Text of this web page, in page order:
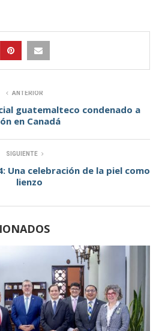
ANTERIOR
guatemalteco condenado a
en Canadá
SIGUIENTE
Una celebración de la piel como
lienzo